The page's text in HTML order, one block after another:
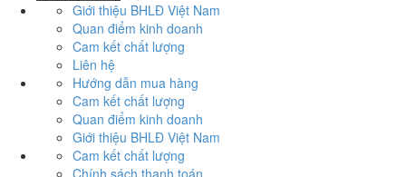
Giới thiệu BHLĐ Việt Nam
Quan điểm kinh doanh
Cam kết chất lượng
Liên hệ
Hướng dẫn mua hàng
Cam kết chất lượng
Quan điểm kinh doanh
Giới thiệu BHLĐ Việt Nam
Cam kết chất lượng
Chính sách thanh toán